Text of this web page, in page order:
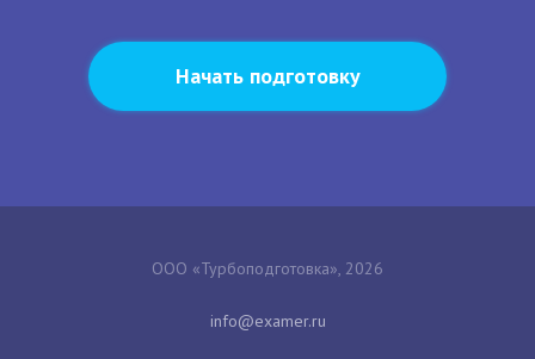
Начать подготовку
ООО «Турбоподготовка», 2026